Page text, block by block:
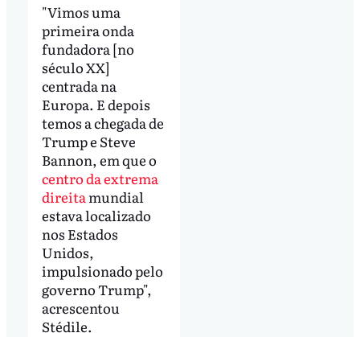
"Vimos uma
primeira onda
fundadora [no
século XX]
centrada na
Europa. E depois
temos a chegada de
Trump e Steve
Bannon, em que o
centro da extrema
direita mundial
estava localizado
nos Estados
Unidos,
impulsionado pelo
governo Trump",
acrescentou
Stédile.